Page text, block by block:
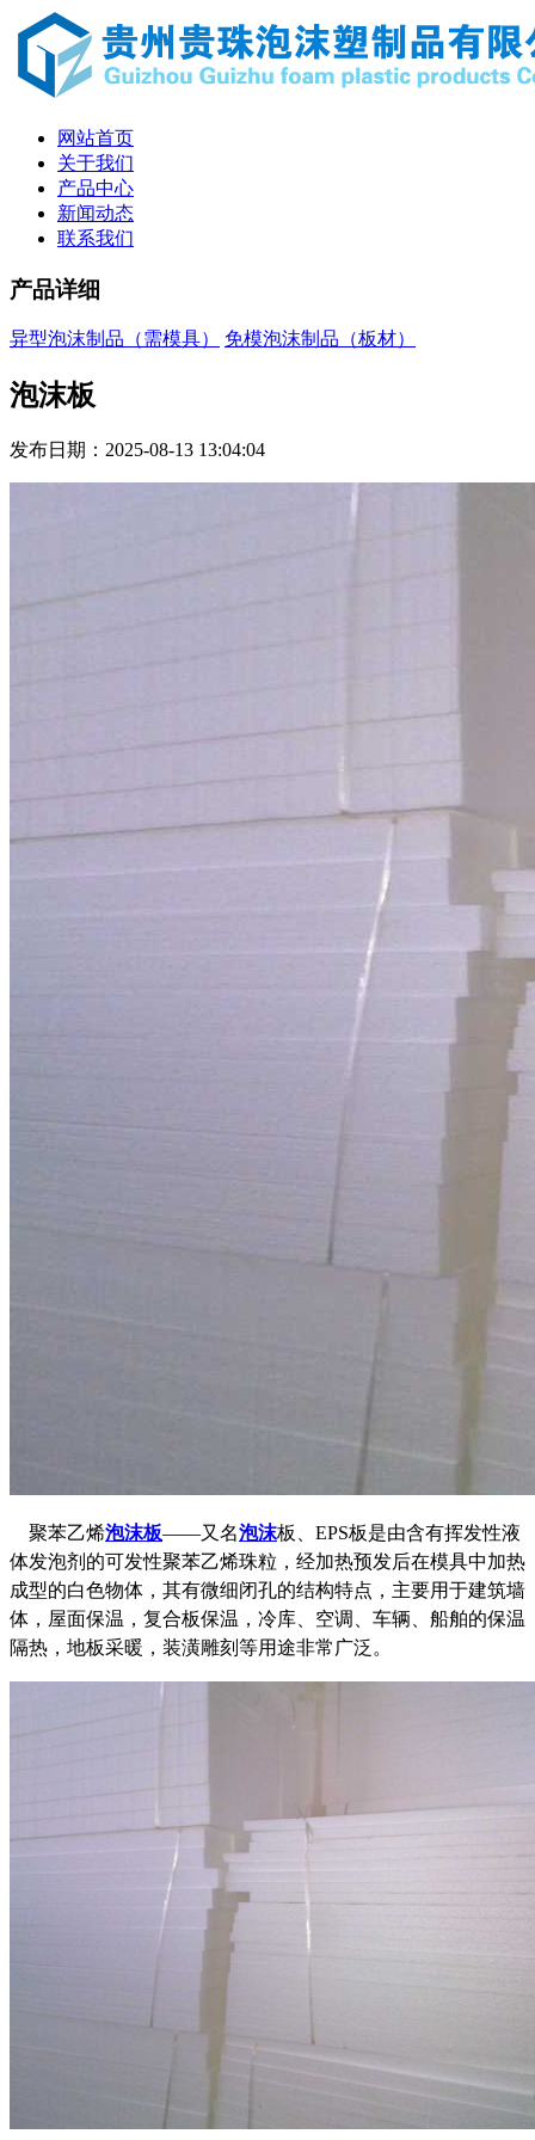
网站首页
关于我们
产品中心
新闻动态
联系我们
产品详细
异型泡沫制品（需模具） 免模泡沫制品（板材）
泡沫板
发布日期：2025-08-13 13:04:04
聚苯乙烯泡沫板――又名泡沫板、EPS板是由含有挥发性液
体发泡剂的可发性聚苯乙烯珠粒，经加热预发后在模具中加热
成型的白色物体，其有微细闭孔的结构特点，主要用于建筑墙
体，屋面保温，复合板保温，冷库、空调、车辆、船舶的保温
隔热，地板采暖，装潢雕刻等用途非常广泛。